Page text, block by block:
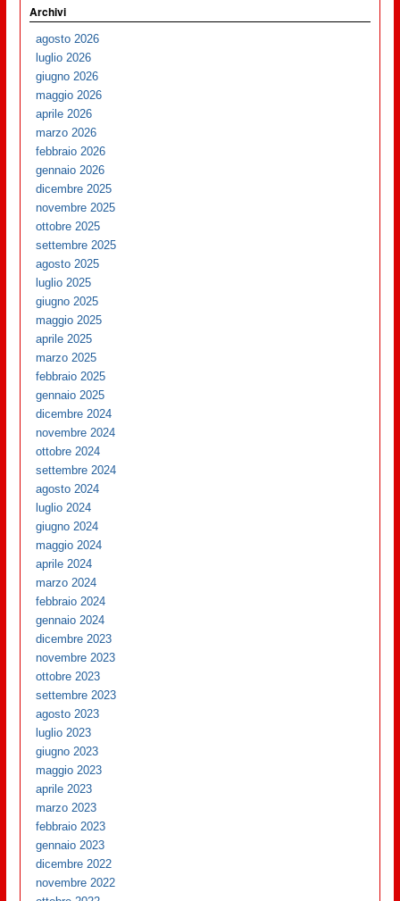
Archivi
agosto 2026
luglio 2026
giugno 2026
maggio 2026
aprile 2026
marzo 2026
febbraio 2026
gennaio 2026
dicembre 2025
novembre 2025
ottobre 2025
settembre 2025
agosto 2025
luglio 2025
giugno 2025
maggio 2025
aprile 2025
marzo 2025
febbraio 2025
gennaio 2025
dicembre 2024
novembre 2024
ottobre 2024
settembre 2024
agosto 2024
luglio 2024
giugno 2024
maggio 2024
aprile 2024
marzo 2024
febbraio 2024
gennaio 2024
dicembre 2023
novembre 2023
ottobre 2023
settembre 2023
agosto 2023
luglio 2023
giugno 2023
maggio 2023
aprile 2023
marzo 2023
febbraio 2023
gennaio 2023
dicembre 2022
novembre 2022